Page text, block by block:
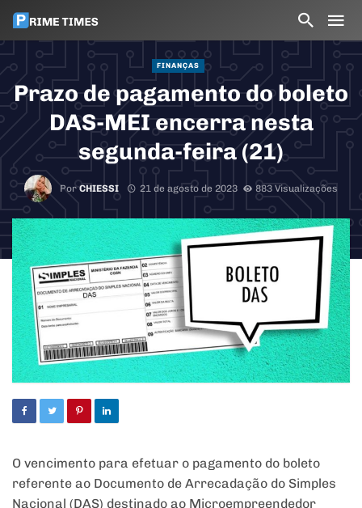
FINANÇAS
Prazo de pagamento do boleto
DAS-MEI encerra nesta
segunda-feira (21)
PorCHIESSI 21 de agosto de 2023 883 Visualizações
O vencimento para efetuar o pagamento do boleto
referente ao Documento de Arrecadação do Simples
Nacional (DAS) destinado ao Microempreendedor